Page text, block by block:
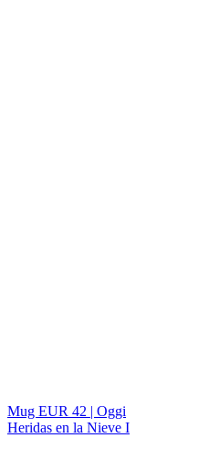
Mug EUR 42 | Oggi
Heridas en la Nieve I